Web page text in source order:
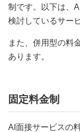
制です。以下は、
検討しているサー
また、併用型の料
あります。
固定料金制
AI面接サービスの